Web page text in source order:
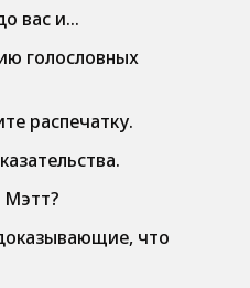
вас и…
голословных
распечатку.
что